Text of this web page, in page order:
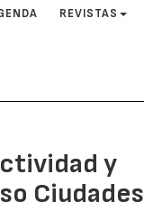
REVISTAS
y
Ciudades